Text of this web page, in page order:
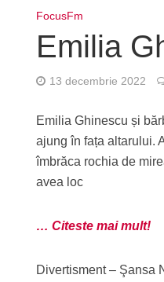
FocusFm
Emilia
13 decembrie 2022
Emilia Ghinescu și
ajung în fața altarului.
îmbrăca rochia de
avea loc
… Citeste mai mult!
Divertisment – Şansa